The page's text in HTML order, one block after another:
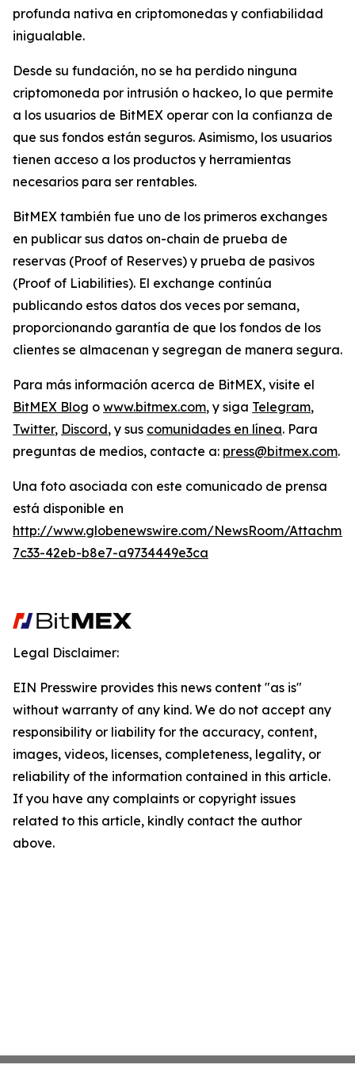
profunda nativa en criptomonedas y confiabilidad
inigualable.
Desde su fundación, no se ha perdido ninguna
criptomoneda por intrusión o hackeo, lo que permite
a los usuarios de BitMEX operar con la confianza de
que sus fondos están seguros. Asimismo, los usuarios
tienen acceso a los productos y herramientas
necesarios para ser rentables.
BitMEX también fue uno de los primeros exchanges
en publicar sus datos on-chain de prueba de
reservas (Proof of Reserves) y prueba de pasivos
(Proof of Liabilities). El exchange continúa
publicando estos datos dos veces por semana,
proporcionando garantía de que los fondos de los
clientes se almacenan y segregan de manera segura.
Para más información acerca de BitMEX, visite el
BitMEX Blog o www.bitmex.com, y siga Telegram,
Twitter, Discord, y sus comunidades en línea. Para
preguntas de medios, contacte a: press@bitmex.com.
Una foto asociada con este comunicado de prensa
está disponible en
http://www.globenewswire.com/NewsRoom/
7c33-42eb-b8e7-a9734449e3ca
Legal Disclaimer:
EIN Presswire provides this news content "as is"
without warranty of any kind. We do not accept any
responsibility or liability for the accuracy, content,
images, videos, licenses, completeness, legality, or
reliability of the information contained in this article.
If you have any complaints or copyright issues
related to this article, kindly contact the author
above.